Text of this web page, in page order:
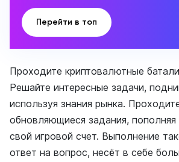
Перейти в топ
Проходите криптовалютные
Решайте интересные задачи,
используя знания рынка.
обновляющиеся задания, пополняя
свой игровой счет. Выполнение
ответ на вопрос, несёт в себе